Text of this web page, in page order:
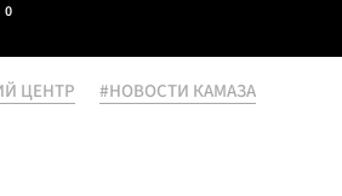
0
ЦЕНТР
#НОВОСТИ КАМАЗА